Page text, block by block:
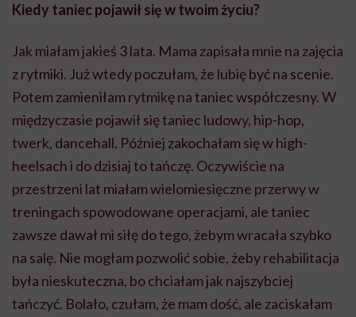
Kiedy taniec pojawił się w twoim życiu?
Jak miałam jakieś 3 lata. Mama zapisała mnie na zajęcia
z rytmiki. Już wtedy poczułam, że lubię być na scenie.
Potem zamieniłam rytmikę na taniec współczesny. W
międzyczasie pojawił się taniec ludowy, hip-hop,
twerk, dancehall. Później zakochałam się w high-
heelsach i do dzisiaj to tańczę. Oczywiście na
przestrzeni lat miałam wielomiesięczne przerwy w
treningach spowodowane operacjami, ale taniec
zawsze dawał mi siłę do tego, żebym wracała szybko
na salę. Nie mogłam pozwolić sobie, żeby rehabilitacja
była nieskuteczna, bo chciałam jak najszybciej
tańczyć. Bolało, czułam, że mam dość, ale zaciskałam